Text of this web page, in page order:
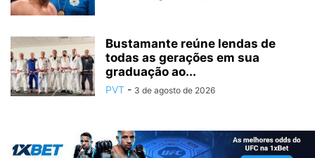
Bustamante reúne lendas de
todas as gerações em sua
graduação ao...
PVT - 3 de agosto de 2026